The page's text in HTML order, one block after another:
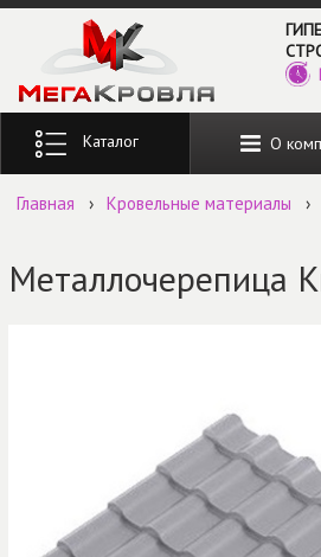
Перейти к основному содержанию
О
Введите ключевые слова для поиска
Главная › Кровельные материалы ›
Металлочерепица